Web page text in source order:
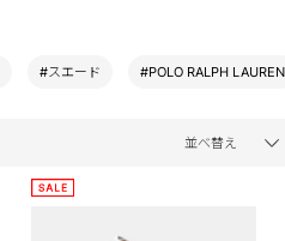
#スエード #POLO RALPH LAUREN
並べ替え